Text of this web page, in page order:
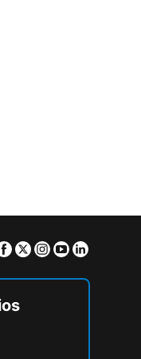
Facebook
TwitterInstagram
Youtube